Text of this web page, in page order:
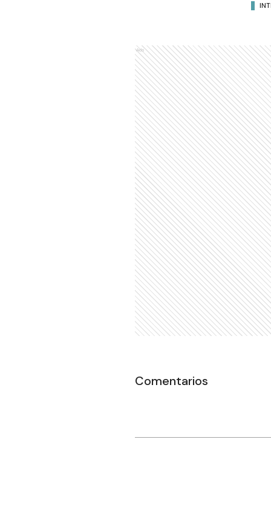
Ads
Comentarios